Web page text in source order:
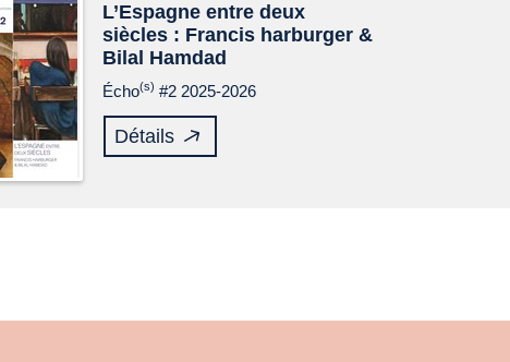
L’Espagne entre deux
siècles : Francis harburger &
Bilal Hamdad
Écho(s) #2 2025-2026
Détails